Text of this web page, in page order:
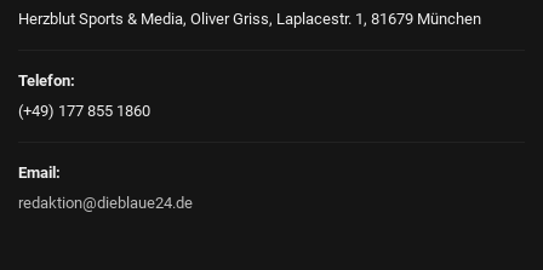
Herzblut Sports & Media, Oliver Griss, Laplacestr. 1, 81679 München
Telefon:
(+49) 177 855 1860
Email:
redaktion@dieblaue24.de